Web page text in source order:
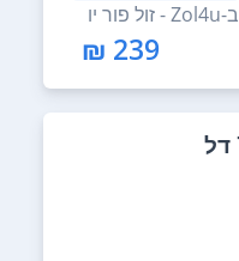
ב-Zol4u - זול פור יו
239 ₪